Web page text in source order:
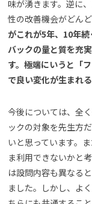
味が湧きます。逆に
性の改善機会がどん
がこれが5年、10年
バックの量と質を充
す。極端にいうと「
で良い変化が生まれ
今後については、全
ックの対象を先生方
いと思っています。
ま利用できないかと
は設問内容も異なる
ました。しかし、よ